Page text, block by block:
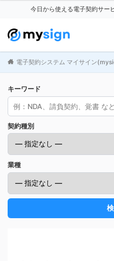
今日から使える電子契約サー
電子契約システム マイサイン
キーワード
契約種別
業種